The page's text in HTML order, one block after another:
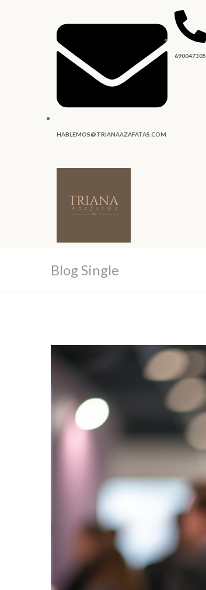
HABLEMOS@TRIANAAZAFATAS.COM
690047305
Blog Single